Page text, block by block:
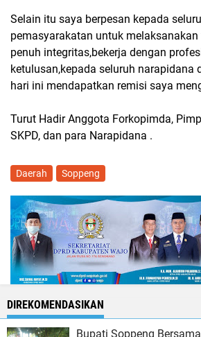
Selain itu saya berpesan kepada
pemasyarakatan untuk
penuh integritas,bekerja dengan
ketulusan,kepada seluruh narapidana
hari ini mendapatkan remisi saya
Turut Hadir Anggota Forkopimda,
SKPD, dan para Narapidana .
Daerah Soppeng
DIREKOMENDASIKAN
Bupati Soppeng